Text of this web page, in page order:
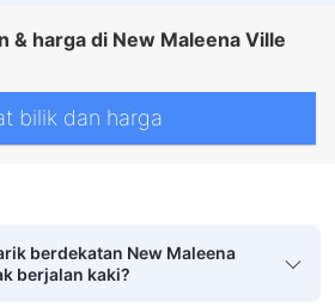
& harga di New Maleena Ville
bilik dan harga
berdekatan New Maleena
berjalan kaki?